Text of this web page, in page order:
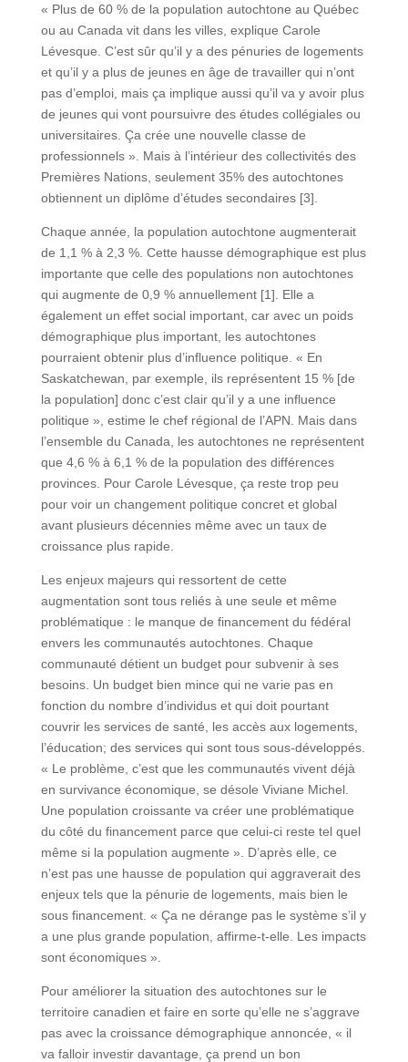
« Plus de 60 % de la population autochtone au Québec
ou au Canada vit dans les villes, explique Carole
Lévesque. C’est sûr qu’il y a des pénuries de logements
et qu’il y a plus de jeunes en âge de travailler qui n’ont
pas d’emploi, mais ça implique aussi qu’il va y avoir plus
de jeunes qui vont poursuivre des études collégiales ou
universitaires. Ça crée une nouvelle classe de
professionnels ». Mais à l’intérieur des collectivités des
Premières Nations, seulement 35% des autochtones
obtiennent un diplôme d’études secondaires [3].
Chaque année, la population autochtone augmenterait
de 1,1 % à 2,3 %. Cette hausse démographique est plus
importante que celle des populations non autochtones
qui augmente de 0,9 % annuellement [1]. Elle a
également un effet social important, car avec un poids
démographique plus important, les autochtones
pourraient obtenir plus d’influence politique. « En
Saskatchewan, par exemple, ils représentent 15 % [de
la population] donc c’est clair qu’il y a une influence
politique », estime le chef régional de l’APN. Mais dans
l’ensemble du Canada, les autochtones ne représentent
que 4,6 % à 6,1 % de la population des différences
provinces. Pour Carole Lévesque, ça reste trop peu
pour voir un changement politique concret et global
avant plusieurs décennies même avec un taux de
croissance plus rapide.
Les enjeux majeurs qui ressortent de cette
augmentation sont tous reliés à une seule et même
problématique : le manque de financement du fédéral
envers les communautés autochtones. Chaque
communauté détient un budget pour subvenir à ses
besoins. Un budget bien mince qui ne varie pas en
fonction du nombre d’individus et qui doit pourtant
couvrir les services de santé, les accès aux logements,
l’éducation; des services qui sont tous sous-développés.
« Le problème, c’est que les communautés vivent déjà
en survivance économique, se désole Viviane Michel.
Une population croissante va créer une problématique
du côté du financement parce que celui-ci reste tel quel
même si la population augmente ». D’après elle, ce
n’est pas une hausse de population qui aggraverait des
enjeux tels que la pénurie de logements, mais bien le
sous financement. « Ça ne dérange pas le système s’il y
a une plus grande population, affirme-t-elle. Les impacts
sont économiques ».
Pour améliorer la situation des autochtones sur le
territoire canadien et faire en sorte qu’elle ne s’aggrave
pas avec la croissance démographique annoncée, « il
va falloir investir davantage, ça prend un bon